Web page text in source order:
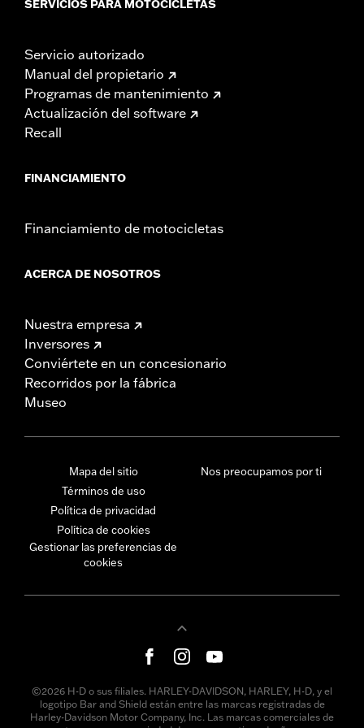
SERVICIOS PARA MOTOCICLETAS
Servicio autorizado
Manual del propietario
Programas de mantenimiento
Actualización del software
Recall
FINANCIAMIENTO
Financiamiento de motocicletas
ACERCA DE NOSOTROS
Nuestra empresa
Inversores
Conviértete en un concesionario
Recorridos por la fábrica
Museo
Mapa del sitio
Términos de uso
Política de privacidad
Política de cookies
Gestionar las preferencias de
cookies
Nos preocupamos por ti
©2026 H-D o sus filiales. HARLEY-DAVIDSON, HARLEY, H-D, y el
logotipo Bar and Shield están entre las marcas registradas de
Harley-Davidson Motor Company, Inc. Las marcas comerciales de